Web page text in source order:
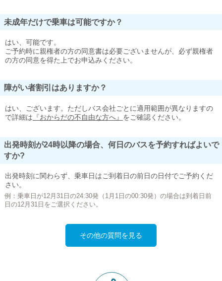
未成年だけで乗車は可能ですか？
はい、可能です。
ご予約時に親権者の方の同意書は必要ございませんが、必ず親権者
の方の同意を得た上でお申込みください。
障がい者割引はありますか？
はい、ございます。ただしバス会社ごとに適用範囲が異なりますの
で詳細は 『おからだの不自由な方へ』 をご確認ください。
出発時刻が24時以降の場合、何日のバスを予約すればよいで
すか?
出発時刻に関わらず、乗車日はご到着日の前日の日付でご予約くだ
さい。
例：乗車日が12月31日の24:30発（1月1日の00:30発）の場合は到着日前
日の12月31日をご選択ください。
その他の質問を見る